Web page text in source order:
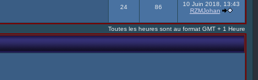
24 86
10 Juin 2018, 13:43
RZMJohan
Toutes les heures sont au format GMT + 1 Heure